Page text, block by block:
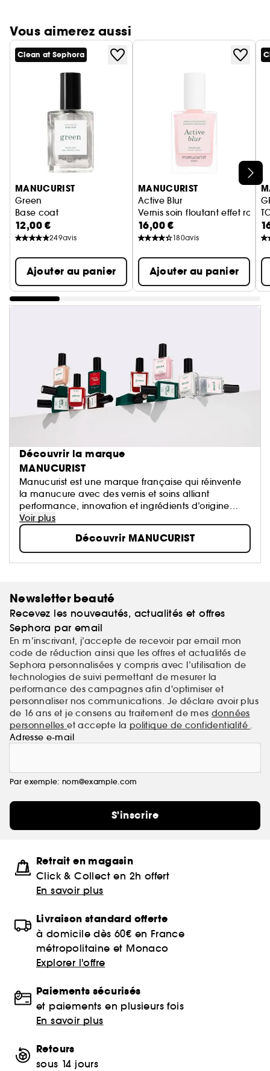
Vous aimerez aussi
Ignorer le carrousel produits
Clean at Sephora
MANUCURIST
Green
Base coat
12,00 €
249avis
Ajouter au panier
MANUCURIST
Active Blur
Vernis soin floutant effet rose
16,00 €
180avis
Ajouter au panier
Découvrir la marque
MANUCURIST
Manucurist est une marque française qui réinvente
la manucure avec des vernis et soins alliant
performance, innovation et ingrédients d’origine
naturelle. Des formules plus clean pour des ongles
sublimés, sans compromis sur la couleur ou la tenue.
Your nails but better !
Voir plus
Découvrir MANUCURIST
Newsletter beauté
Recevez les nouveautés, actualités et offres
Sephora par email
En m’inscrivant, j’accepte de recevoir par email mon
code de réduction ainsi que les offres et actualités de
Sephora personnalisées y compris avec l’utilisation de
technologies de suivi permettant de mesurer la
performance des campagnes afin d'optimiser et
personnaliser nos communications. Je déclare avoir plus
de 16 ans et je consens au traitement de mes données
personnelleset accepte la politique de confidentialité .
Adresse e-mail
Par exemple: nom@example.com
S'inscrire
Retrait en magasin
Click & Collect en 2h offert
En savoir plus
Livraison standard offerte
à domicile dès 60€ en France
métropolitaine et Monaco
Explorer l'offre
Paiements sécurisés
et paiements en plusieurs fois
En savoir plus
Retours
sous 14 jours